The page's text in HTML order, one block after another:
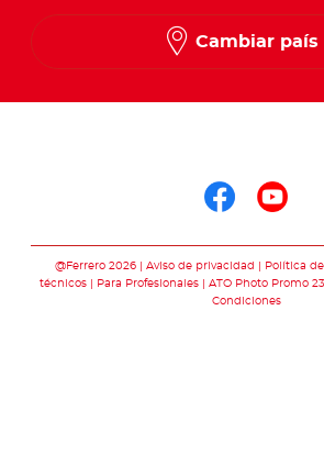
Cambiar país
@Ferrero 2026 Aviso de privacidad Política
técnicos
Para Profesionales ATO Photo Promo 23
Condiciones